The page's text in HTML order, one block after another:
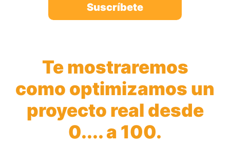
Suscríbete
Te mostraremos
como optimizamos un
proyecto real desde
0.... a 100.